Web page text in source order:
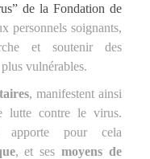
de la Fondation de
personnels soignants,
et soutenir des
vulnérables.
, manifestent ainsi
lutte contre le virus.
pour cela
, et sesmoyens de